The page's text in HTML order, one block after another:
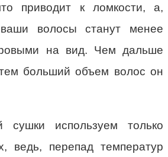
приводит к ломкости, а,
ваши волосы станут менее
на вид. Чем дальше
больший объем волос он
используем только
ведь, перепад температур